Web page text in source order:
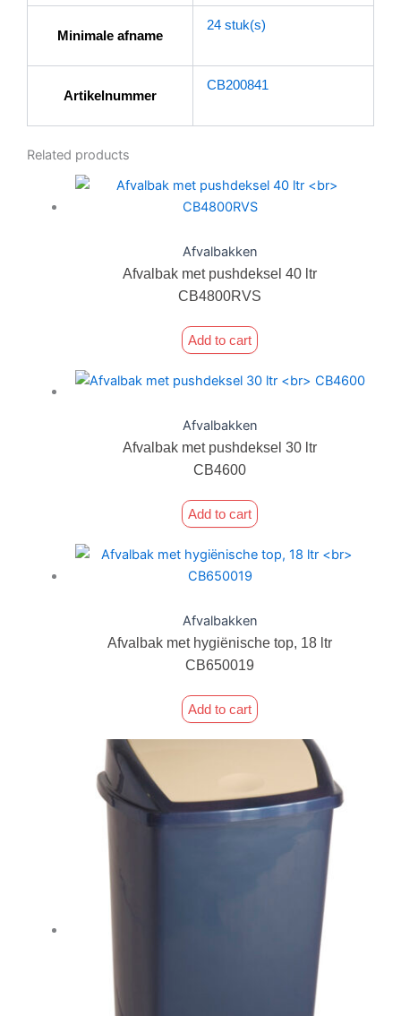
Minimale afname
24 stuk(s)
Artikelnummer
CB200841
Related products
Afvalbakken
Afvalbak met pushdeksel 40 ltr
CB4800RVS
Add to cart
Afvalbakken
Afvalbak met pushdeksel 30 ltr
CB4600
Add to cart
Afvalbakken
Afvalbak met hygiënische top, 18 ltr
CB650019
Add to cart